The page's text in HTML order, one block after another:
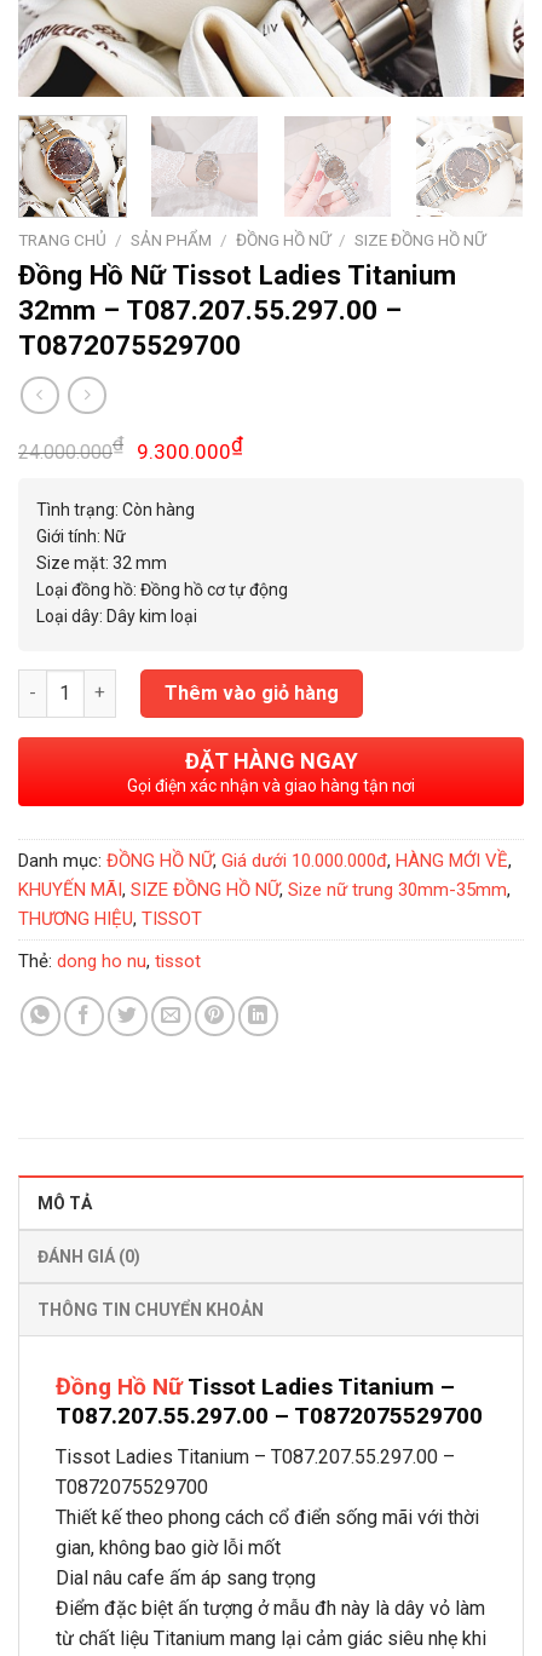
TRANG CHỦ / SẢN PHẨM / ĐỒNG HỒ NỮ / SIZE ĐỒNG HỒ NỮ
Đồng Hồ Nữ Tissot Ladies Titanium
32mm – T087.207.55.297.00 –
T0872075529700
24.000.000₫
Giá
là:
9.300.000₫Giá
Tình trạng: Còn hàng
Giới tính: Nữ
Size mặt: 32 mm
Loại đồng hồ: Đồng hồ cơ tự động
Loại dây: Dây kim loại
Đồng Hồ Nữ Tissot Ladies Titanium 32mm -
Thêm vào giỏ hàng
ĐẶT HÀNG NGAY
Gọi điện xác nhận và giao hàng tận nơi
Danh mục: ĐỒNG HỒ NỮ, Giá dưới 10.000.000đ, HÀNG MỚI VỀ,
KHUYẾN MÃI, SIZE ĐỒNG HỒ NỮ, Size nữ trung 30mm-35mm,
THƯƠNG HIỆU, TISSOT
Thẻ: dong ho nu, tissot
MÔ TẢ
ĐÁNH GIÁ (0)
THÔNG TIN CHUYỂN KHOẢN
Đồng Hồ NữTissot Ladies Titanium –
T087.207.55.297.00 – T0872075529700
Tissot Ladies Titanium – T087.207.55.297.00 –
T0872075529700
Thiết kế theo phong cách cổ điển sống mãi với thời
gian, không bao giờ lỗi mốt
Dial nâu cafe ấm áp sang trọng
Điểm đặc biệt ấn tượng ở mẫu đh này là dây vỏ làm
từ chất liệu Titanium mang lại cảm giác siêu nhẹ khi